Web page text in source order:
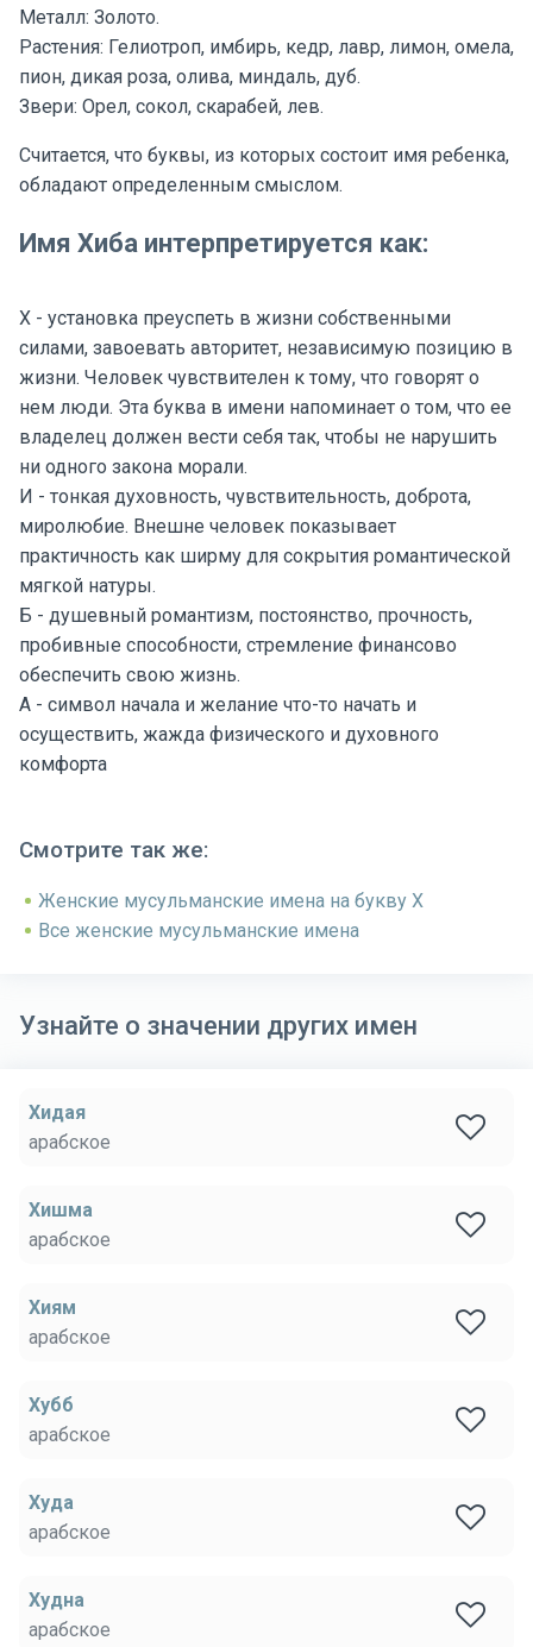
Металл: Золото.
Растения: Гелиотроп, имбирь, кедр, лавр, лимон, омела,
пион, дикая роза, олива, миндаль, дуб.
Звери: Орел, сокол, скарабей, лев.
Считается, что буквы, из которых состоит имя ребенка,
обладают определенным смыслом.
Имя Хиба интерпретируется как:
Х - установка преуспеть в жизни собственными
силами, завоевать авторитет, независимую позицию в
жизни. Человек чувствителен к тому, что говорят о
нем люди. Эта буква в имени напоминает о том, что ее
владелец должен вести себя так, чтобы не нарушить
ни одного закона морали.
И - тонкая духовность, чувствительность, доброта,
миролюбие. Внешне человек показывает
практичность как ширму для сокрытия романтической
мягкой натуры.
Б - душевный романтизм, постоянство, прочность,
пробивные способности, стремление финансово
обеспечить свою жизнь.
А - символ начала и желание что-то начать и
осуществить, жажда физического и духовного
комфорта
Смотрите так же:
Женские мусульманские имена на букву Х
Все женские мусульманские имена
Узнайте о значении других имен
Хидая
арабское
Хишма
арабское
Хиям
арабское
Хубб
арабское
Худа
арабское
Худна
арабское